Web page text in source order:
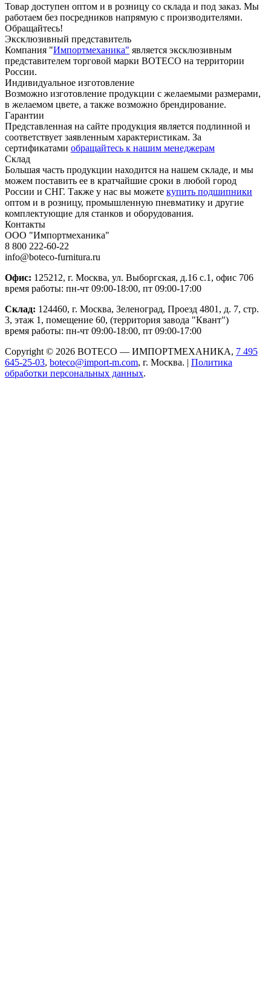
Товар доступен оптом и в розницу со склада и под заказ. Мы
работаем без посредников напрямую с производителями.
Обращайтесь!
Эксклюзивный представитель
Компания "Импортмеханика" является эксклюзивным
представителем торговой марки BOTECO на территории
России.
Индивидуальное изготовление
Возможно изготовление продукции с желаемыми размерами,
в желаемом цвете, а также возможно брендирование.
Гарантии
Представленная на сайте продукция является подлинной и
соответствует заявленным характеристикам. За
сертификатами обращайтесь к нашим менеджерам
Склад
Большая часть продукции находится на нашем складе, и мы
можем поставить ее в кратчайшие сроки в любой город
России и СНГ. Также у нас вы можете купить подшипники
оптом и в розницу, промышленную пневматику и другие
комплектующие для станков и оборудования.
Контакты
ООО "Импортмеханика"
8 800 222-60-22
info@boteco-furnitura.ru
Офис: 125212, г. Москва, ул. Выборгская, д.16 с.1, офис 706
время работы: пн-чт 09:00-18:00, пт 09:00-17:00
Склад: 124460, г. Москва, Зеленоград, Проезд 4801, д. 7, стр.
3, этаж 1, помещение 60, (территория завода "Квант")
время работы: пн-чт 09:00-18:00, пт 09:00-17:00
Copyright © 2026 BOTECO — ИМПОРТМЕХАНИКА, 7 495
645-25-03, boteco@import-m.com, г. Москва. | Политика
обработки персональных данных.